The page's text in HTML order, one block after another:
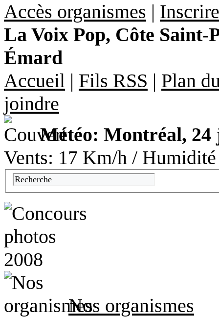
Accès organismes |
La Voix Pop, Côte
Émard
Accueil | Fils RSS | Plan
joindre
Météo: Montréal, 24
Vents: 17 Km/h /
Nos organismes